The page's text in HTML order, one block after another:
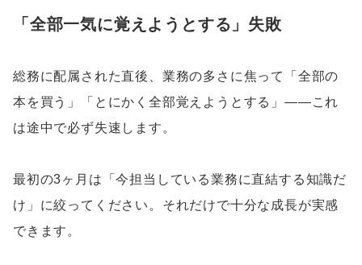
「全部一気に覚えようとする」失敗
総務に配属された直後、業務の多さに焦って「全部の
本を買う」「とにかく全部覚えようとする」——これ
は途中で必ず失速します。
最初の3ヶ月は「今担当している業務に直結する知識だ
け」に絞ってください。それだけで十分な成長が実感
できます。